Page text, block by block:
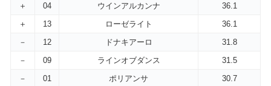
＋
04 ウインアルカンナ
36.1
＋
13 ローゼライト
36.1
－
12 ドナキアーロ
31.8
－
09 ラインオブダンス
31.5
－
01 ポリアンサ
30.7